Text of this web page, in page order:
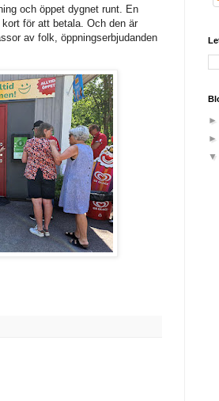
och öppet dygnet runt. En
för att betala. Och den är
av folk, öppningserbjudanden
►
►
▼